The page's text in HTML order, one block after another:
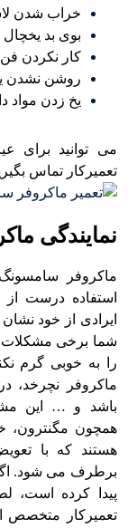
خراب شدن
بوی بد یخچال
کار نکردن
روشن نشدن
یخ زدن مواد
می توانید برای
تعمیرکار تماس
نمایندگی
ماکروفر
استفاده درست
ایرادی از خود
شما برخی مشکلات
را به خوبی گرم
ماکروفر نچرخد،
باشد و … این
همچون مگنترون،
هستند که با
برطرف می شود.
پیدا کرده است،
تعمیرکار متخصص